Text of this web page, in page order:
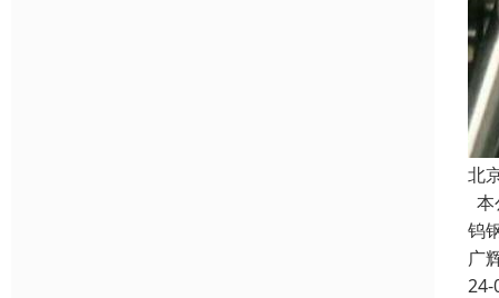
北
本
钨
广
24-